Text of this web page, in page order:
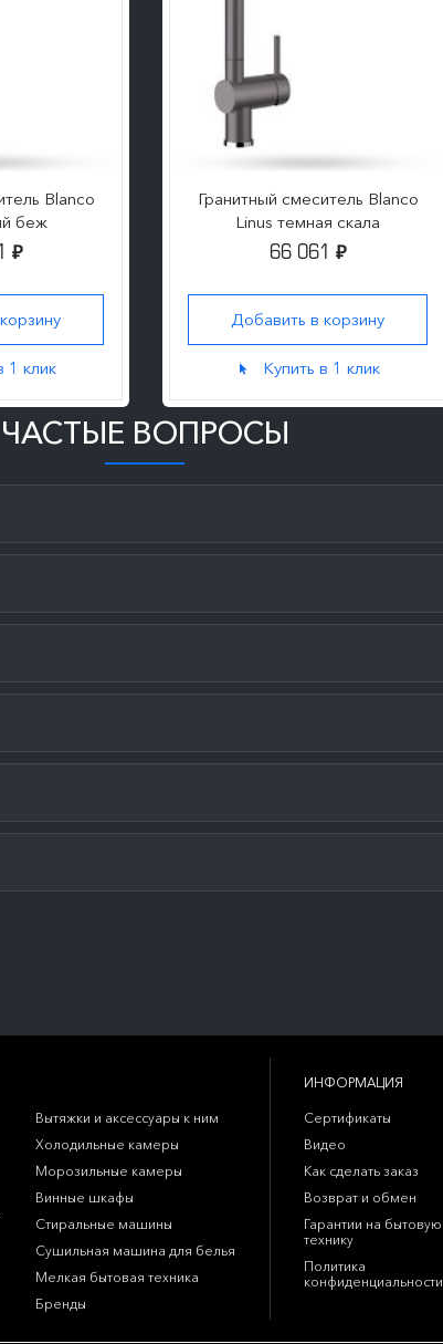
Blanco
беж
₽
1 клик
Гранитный смеситель Blanco
Linus темная скала
66 061 ₽
Добавить в корзину
Купить в 1 клик
ЧАСТЫЕ ВОПРОСЫ
Вытяжки и аксессуары к ним
Холодильные камеры
Морозильные камеры
Винные шкафы
Стиральные машины
Сушильная машина для белья
Мелкая бытовая техника
Бренды
ИНФОРМАЦИЯ
Сертификаты
Видео
Как сделать заказ
Возврат и обмен
Гарантии на бытовую
технику
Политика
конфиденциальности